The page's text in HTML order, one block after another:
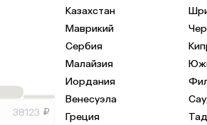
₽
Казахстан
Маврикий
Сербия
Малайзия
Иордания
Венесуэла
Греция